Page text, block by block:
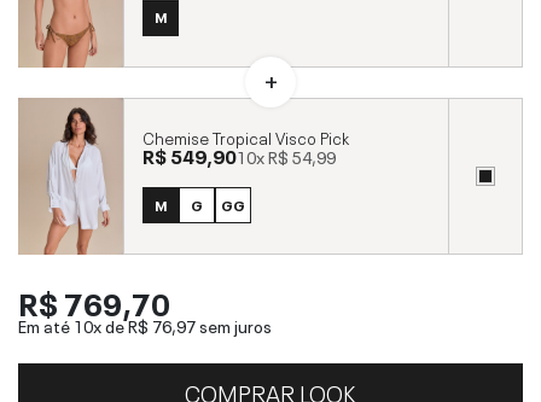
M
Chemise Tropical Visco Pick
R$ 549,9010xR$ 54,99
M G GG
R$ 769,70
Em até 10x deR$ 76,97sem juros
COMPRAR LOOK